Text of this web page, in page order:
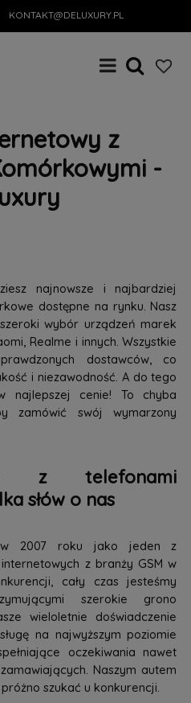
KONTAKT@DELUXURY.PL
z
-
najnowsze i najbardziej
dostępne na rynku. Nasz
wybór urządzeń marek
Realme i innych. Wszystkie
dostawców, co
i niezawodność. A do tego
najlepszej cenie! To chyba
zamówić swój wymarzony
z telefonami
słów o nas
w 2007 roku jako jeden z
z branży GSM w
cały czas jesteśmy
szerokie grono
wieloletnie doświadczenie
na najwyższym poziomie
oczekiwania nawet
Naszym autem
szukać u konkurencji.